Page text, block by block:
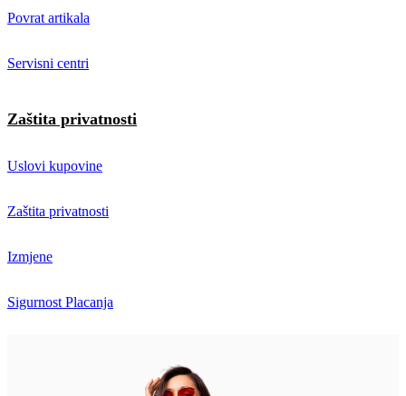
Povrat artikala
Servisni centri
Zaštita privatnosti
Uslovi kupovine
Zaštita privatnosti
Izmjene
Sigurnost Placanja